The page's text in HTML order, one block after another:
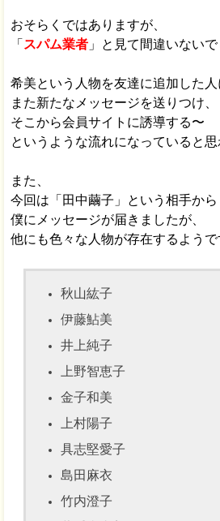
おそらくではありますが、
「 スパム業者」と見て間違いないで
希美という人物を友達に追加した人
また新たなメッセージを送りつけ、
そこから会員サイトに誘導する〜
というような流れになっていると思
また、
今回は「田中繭子」という相手から
僕にメッセージが届きましたが、
他にも色々な人物が存在するようで
秋山紘子
伊藤鮎美
井上純子
上野智恵子
金子和美
上村陽子
具志堅愛子
島田麻衣
竹内澄子